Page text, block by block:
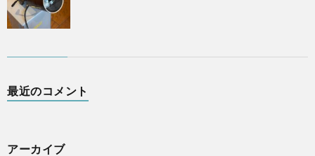
最近のコメント
アーカイブ